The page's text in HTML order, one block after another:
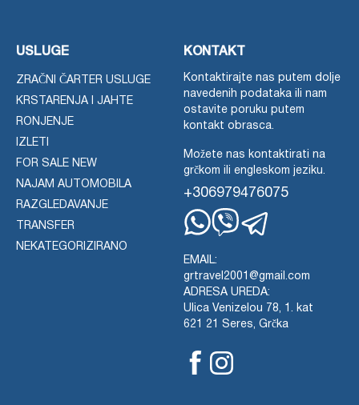
USLUGE
ZRAČNI ČARTER USLUGE
KRSTARENJA I JAHTE
RONJENJE
IZLETI
FOR SALE NEW
NAJAM AUTOMOBILA
RAZGLEDAVANJE
TRANSFER
NEKATEGORIZIRANO
KONTAKT
Kontaktirajte nas putem dolje
navedenih podataka ili nam
ostavite poruku putem
kontakt obrasca.
Možete nas kontaktirati na
grčkom ili engleskom jeziku.
+306979476075
EMAIL:
grtravel2001@gmail.com
ADRESA UREDA:
Ulica Venizelou 78, 1. kat
621 21 Seres, Grčka